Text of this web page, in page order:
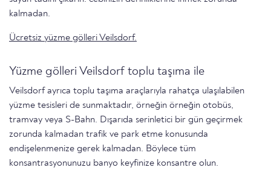
kalmadan.
Ücretsiz yüzme gölleri Veilsdorf.
Yüzme gölleri Veilsdorf toplu taşıma ile
Veilsdorf ayrıca toplu taşıma araçlarıyla rahatça ulaşılabilen
yüzme tesisleri de sunmaktadır, örneğin örneğin otobüs,
tramvay veya S-Bahn. Dışarıda serinletici bir gün geçirmek
zorunda kalmadan trafik ve park etme konusunda
endişelenmenize gerek kalmadan. Böylece tüm
konsantrasyonunuzu banyo keyfinize konsantre olun.